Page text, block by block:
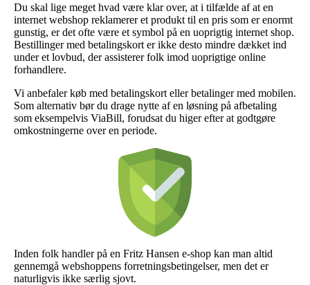
Du skal lige meget hvad være klar over, at i tilfælde af at en
internet webshop reklamerer et produkt til en pris som er enormt
gunstig, er det ofte være et symbol på en uoprigtig internet shop.
Bestillinger med betalingskort er ikke desto mindre dækket ind
under et lovbud, der assisterer folk imod uoprigtige online
forhandlere.
Vi anbefaler køb med betalingskort eller betalinger med mobilen.
Som alternativ bør du drage nytte af en løsning på afbetaling
som eksempelvis ViaBill, forudsat du higer efter at godtgøre
omkostningerne over en periode.
Inden folk handler på en Fritz Hansen e-shop kan man altid
gennemgå webshoppens forretningsbetingelser, men det er
naturligvis ikke særlig sjovt.